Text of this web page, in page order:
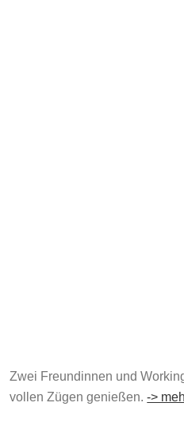
Zwei Freundinnen und
vollen Zügen genießen.->